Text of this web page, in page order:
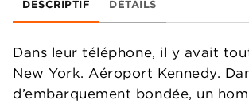
DESCRIPTIF DÉTAILS
Dans leur téléphone, il y avait
New York. Aéroport Kennedy.
d’embarquement bondée, un